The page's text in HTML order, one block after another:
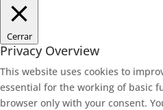
Cerrar
Privacy Overview
This website uses cookies to
essential for the working of basic
browser only with your consent.